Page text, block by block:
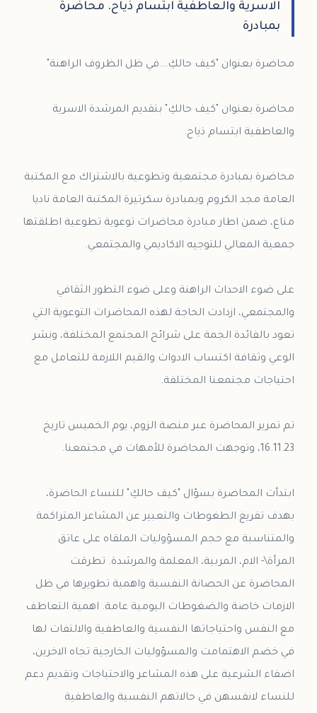
الاسرية والعاطفية ابتسام ذياح. محاضرة
بمبادرة
محاضرة بعنوان "كيف حالكِ" بتقديم المرشدة الاسرية
محاضرة بمبادرة مجتمعية وتطوعية بالاشتراك مع المكتبة
العامة مجد الكروم وبمبادرة سكرتيرة المكتبة العامة ناديا
مناع، ضمن اطار مبادرة محاضرات توعوية تطوعية اطلقتها
على ضوء الاحداث الراهنة وعلى ضوء التطور الثقافي
والمجتمعي، ازدادت الحاجة لهذه المحاضرات التوعوية التي
تعود بالفائدة الجمة على شرائح المجتمع المختلفة، ونشر
الوعي وثقافة اكتساب الادوات والقيم اللازمة للتعامل مع
تم تمرير المحاضرة عبر منصة الزوم، يوم الخميس تاريخ
ابتدأت المحاضرة بسؤال "كيف حالكِ" للنساء الحاضرة،
بهدف تفريغ الطغوطات والتعبير عن المشاعر المتراكمة
والمتناسبة مع حجم المسؤوليات الملقاه على عاتق
المرأة\- الام، المربية، المعلمة والمرشدة. تطرقت
المحاضرة عن الحصانة النفسية واهمية تطويرها في ظل
الازمات خاصة والضغوطات اليومية عامة. اهمية التعاطف
مع النفس واحتياجاتها النفسية والعاطفية والالتفات لها
في خضم الاهتمامت والمسؤوليات الخارجية تجاه الاخرين،
اضفاء الشرعية على هذه المشاعر والاحتياجات وتقديم دعم
للنساء لانفسهن في حالاتهم النفسية والعاطفية